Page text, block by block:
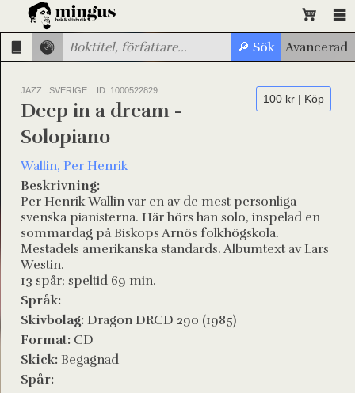
JAZZ SVERIGE ID: 1000522829
100 kr | Köp
Deep in a dream -
Solopiano
Wallin, Per Henrik
Beskrivning:
Per Henrik Wallin var en av de mest personliga
svenska pianisterna. Här hörs han solo, inspelad en
sommardag på Biskops Arnös folkhögskola.
Mestadels amerikanska standards. Albumtext av Lars
Westin.
13 spår; speltid 69 min.
Språk:
Skivbolag: Dragon DRCD 290 (1985)
Format: CD
Skick: Begagnad
Spår: